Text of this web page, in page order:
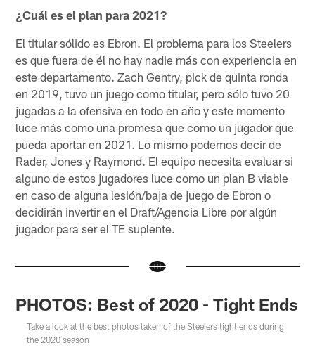
¿Cuál es el plan para 2021?
El titular sólido es Ebron. El problema para los Steelers
es que fuera de él no hay nadie más con experiencia en
este departamento. Zach Gentry, pick de quinta ronda
en 2019, tuvo un juego como titular, pero sólo tuvo 20
jugadas a la ofensiva en todo en año y este momento
luce más como una promesa que como un jugador que
pueda aportar en 2021. Lo mismo podemos decir de
Rader, Jones y Raymond. El equipo necesita evaluar si
alguno de estos jugadores luce como un plan B viable
en caso de alguna lesión/baja de juego de Ebron o
decidirán invertir en el Draft/Agencia Libre por algún
jugador para ser el TE suplente.
PHOTOS: Best of 2020 - Tight Ends
Take a look at the best photos taken of the Steelers tight ends during
the 2020 season